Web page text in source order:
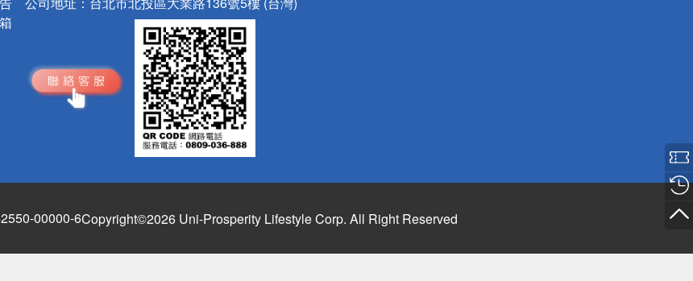
00000-6Copyright©2026 Uni-Prosperity Lifestyle Corp. All Right Reserved